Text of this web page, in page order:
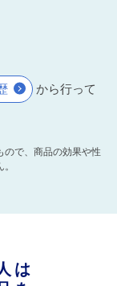
から行って
で、商品の効果や性
は